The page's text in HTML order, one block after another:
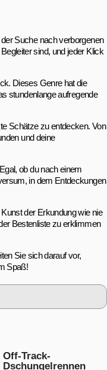
Suche nach verborgenen
sind, und jeder Klick
Dieses Genre hat die
stundenlange aufregende
Schätze zu entdecken. Von
und deine
ob du nach einem
in dem Entdeckungen
der Erkundung wie nie
Bestenliste zu erklimmen
Sie sich darauf vor,
Spaß!
Off-Track-
Dschungelrennen